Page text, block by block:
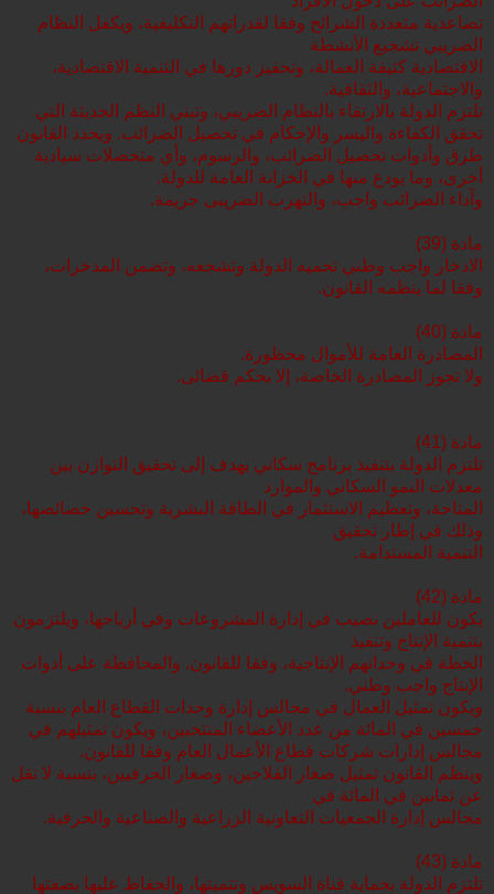
تصاعدية متعددة الشرائح وفقا لقدراتهم التكليفية، ويكفل النظام
الضريبي تشجيع الأنشطة
الاقتصادية كثيفة العمالة، وتحفيز دورها في التنمية الاقتصادية،
والاجتماعية، والثقافية.
تلتزم الدولة بالارتقاء بالنظام الضريبي، وتبني النظم الحديثة التي
تحقق الكفاءة واليسر والإحكام في تحصيل الضرائب. ويحدد القانون
طرق وأدوات تحصيل الضرائب، والرسوم، وأي متحصلات سيادية
أخرى، وما يودع منها في الخزانة العامة للدولة.
وآداء الضرائب واجب، والتهرب الضريبى جريمة.
مادة (39)
الادخار واجب وطني تحميه الدولة وتشجعه، وتضمن المدخرات،
وفقا لما ينظمه القانون.
مادة (40)
المصادرة العامة للأموال محظورة.
ولا تجوز المصادرة الخاصة، إلا بحكم قضائى.
مادة (41)
تلتزم الدولة بتنفيذ برنامج سكاني يهدف إلى تحقيق التوازن بين
معدلات النمو السكاني والموارد
المتاحة، وتعظيم الاستثمار في الطاقة البشرية وتحسين خصائصها،
وذلك في إطار تحقيق
التنمية المستدامة.
مادة (42)
يكون للعاملين نصيب في إدارة المشروعات وفي أرباحها، ويلتزمون
بتنمية الإنتاج وتنفيذ
الخطة في وحداتهم الإنتاجية، وفقا للقانون. والمحافظة على أدوات
الإنتاج واجب وطني.
ويكون تمثيل العمال في مجالس إدارة وحدات القطاع العام بنسبة
خمسين في المائة من عدد الأعضاء المنتخبين، ويكون تمثيلهم في
مجالس إدارات شركات قطاع الأعمال العام وفقا للقانون.
وينظم القانون تمثيل صغار الفلاحين، وصغار الحرفيين، بنسبة لا تقل
عن ثمانين في المائة في
مجالس إدارة الجمعيات التعاونية الزراعية والصناعية والحرفية.
مادة (43)
تلتزم الدولة بحماية قناة السويس وتنميتها، والحفاظ عليها بصفتها